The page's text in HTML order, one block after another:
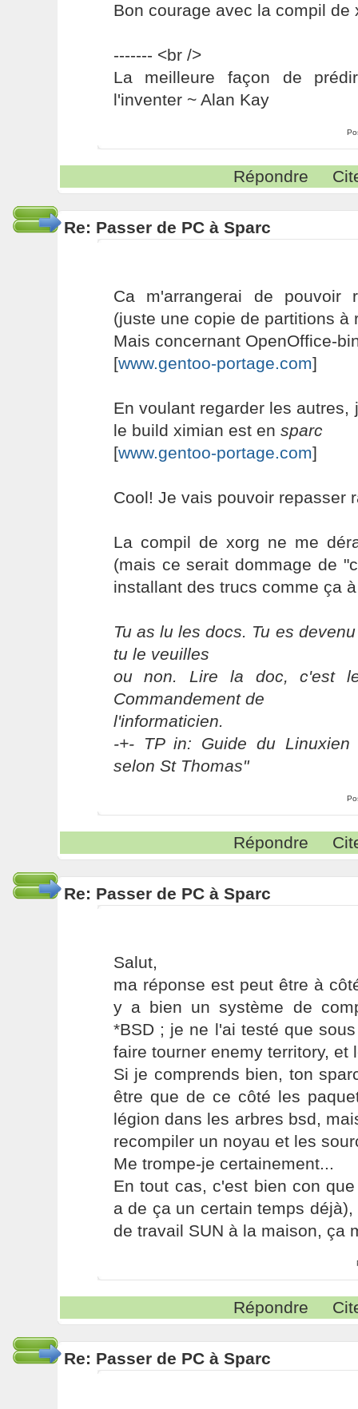
Bon courage avec la compil de
------- <br />
La meilleure façon de
l'inventer ~ Alan Kay
Répondre
Re: Passer de PC à Sparc
Ca m'arrangerai de pouvoir
(juste une copie de partitions à
Mais concernant OpenOffice-
[www.gentoo-portage.com]
En voulant regarder les autres,
le build ximian est en sparc
[www.gentoo-portage.com]
Cool! Je vais pouvoir repasser
La compil de xorg ne me
(mais ce serait dommage de
installant des trucs comme ça
Tu as lu les docs. Tu es
tu le veuilles
ou non. Lire la doc, c'est
Commandement de
l'informaticien.
-+- TP in: Guide du Linuxien
selon St Thomas"
Répondre
Re: Passer de PC à Sparc
Salut,
ma réponse est peut être à
y a bien un système de
*BSD ; je ne l'ai testé que
faire tourner enemy territory, et
Si je comprends bien, ton
être que de ce côté les
légion dans les arbres bsd,
recompiler un noyau et les
Me trompe-je certainement...
En tout cas, c'est bien con
a de ça un certain temps
de travail SUN à la maison, ça
Répondre
Re: Passer de PC à Sparc